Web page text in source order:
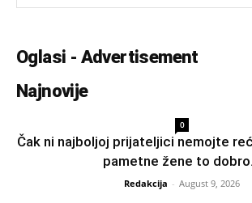
Oglasi - Advertisement
Najnovije
0
Čak ni najboljoj prijateljici nemojte
pametne žene to
Redakcija - August 9, 2026